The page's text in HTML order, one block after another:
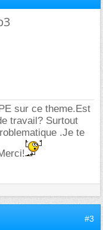
sur ce theme.Est
travail? Surtout
.Je te
#3